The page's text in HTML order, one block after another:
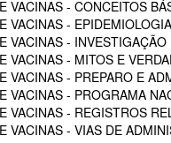
VACINAS - CONCEITOS
VACINAS -
VACINAS -
VACINAS - MITOS E
VACINAS - PREPARO E
VACINAS - PROGRAMA
VACINAS - REGISTROS
VACINAS - VIAS DE